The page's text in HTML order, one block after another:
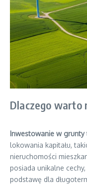
Dlaczego warto
Inwestowanie w grunty
lokowania kapitału,
nieruchomości
posiada unikalne
podstawę dla